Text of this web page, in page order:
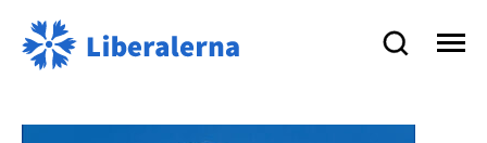
Liberalerna
på